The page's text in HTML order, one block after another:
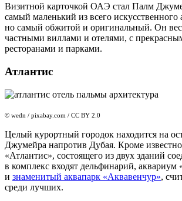
Визитной карточкой ОАЭ стал Палм
самый маленький из всего искусственного
но самый обжитой и оригинальный. Он
частными виллами и отелями, с
ресторанами и парками.
Атлантис
© wedn / pixabay.com / CC BY 2.0
Целый курортный городок находится на
Джумейра напротив Дубая. Кроме
«Атлантис», состоящего из двух зданий
в комплекс входят дельфинарий, аквариум
и знаменитый аквапарк «Аквавенчур»,
среди лучших.